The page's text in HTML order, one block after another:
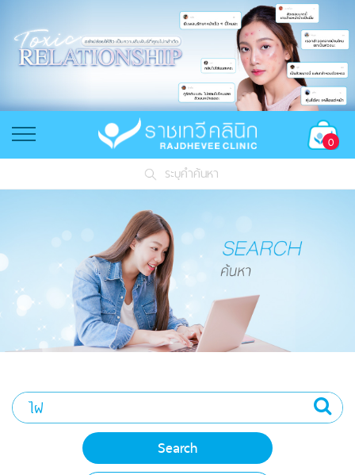
0
ระบุคำค้นหา